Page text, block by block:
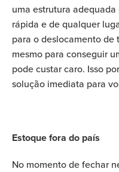
uma estrutura
rápida e de qualquer
para o deslocamento
mesmo para conseguir
pode custar caro. Isso
solução imediata para
Estoque fora do país
No momento de fechar